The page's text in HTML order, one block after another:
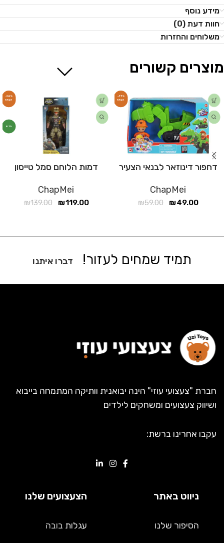
מידע נוסף
חוות דעת (0)
משלוחים והחזרות
מוצרים קשורים
-17%
דחפור דינוזאר לבנאי הצעיר
ChapMei
₪59.00 ₪49.00
-14%
חדש
דמות הלוחם סמל טייסון
ChapMei
₪139.00 ₪119.00
תמיד שמחים לעזור! דברו איתנו
חברת "צעצועי עוזי" הינה יבואנית וותיקה המתמחה בייבוא
ושיווק צעצועים ומשחקים לילדים
עקבו אחרינו ברשת:
ניווט באתר
הסיפור שלנו
הצעצועים שלנו
עגלות בובה